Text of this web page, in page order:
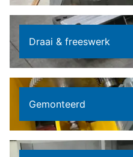
Draai & freeswerk
Gemonteerd